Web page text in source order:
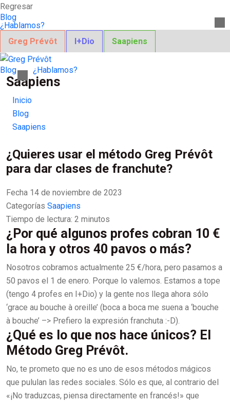
Regresar
Blog
¿Hablamos?
Greg Prévôt
I+Dio Saapiens
Blog ¿Hablamos?
Saapiens
Inicio
Blog
Saapiens
¿Quieres usar el método Greg Prévôt
para dar clases de franchute?
Fecha 14 de noviembre de 2023
Categorías Saapiens
Tiempo de lectura: 2 minutos
¿Por qué algunos profes cobran 10 €
la hora y otros 40 pavos o más?
Nosotros cobramos actualmente 25 €/hora, pero pasamos a
50 pavos el 1 de enero. Porque lo valemos. Estamos a tope
(tengo 4 profes en I+Dio) y la gente nos llega ahora sólo
‘grace au bouche à oreille’ (boca a boca me suena a ‘bouche
à bouche’ –> Prefiero la expresión franchuta :-D).
¿Qué es lo que nos hace únicos? El
Método Greg Prévôt.
No, te prometo que no es uno de esos métodos mágicos
que pululan las redes sociales. Sólo es que, al contrario del
«¡No traduzcas, piensa directamente en francés!» que